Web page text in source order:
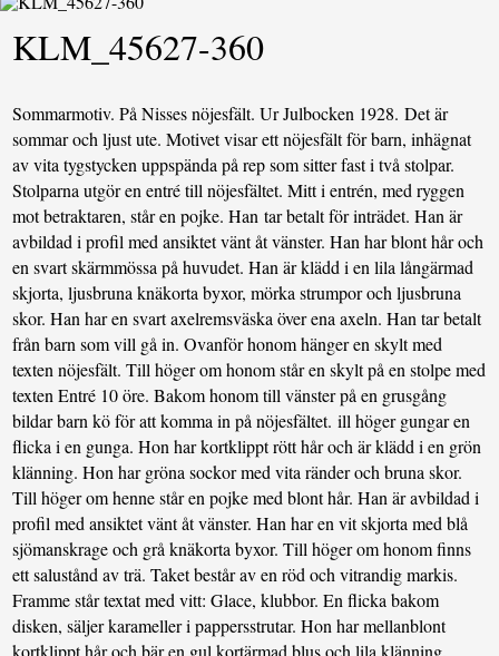
KLM_45627-360
Sommarmotiv. På Nisses nöjesfält. Ur Julbocken 1928. Det är
sommar och ljust ute. Motivet visar ett nöjesfält för barn, inhägnat
av vita tygstycken uppspända på rep som sitter fast i två stolpar.
Stolparna utgör en entré till nöjesfältet. Mitt i entrén, med ryggen
mot betraktaren, står en pojke. Han tar betalt för inträdet. Han är
avbildad i profil med ansiktet vänt åt vänster. Han har blont hår och
en svart skärmmössa på huvudet. Han är klädd i en lila långärmad
skjorta, ljusbruna knäkorta byxor, mörka strumpor och ljusbruna
skor. Han har en svart axelremsväska över ena axeln. Han tar betalt
från barn som vill gå in. Ovanför honom hänger en skylt med
texten nöjesfält. Till höger om honom står en skylt på en stolpe med
texten Entré 10 öre. Bakom honom till vänster på en grusgång
bildar barn kö för att komma in på nöjesfältet. ill höger gungar en
flicka i en gunga. Hon har kortklippt rött hår och är klädd i en grön
klänning. Hon har gröna sockor med vita ränder och bruna skor.
Till höger om henne står en pojke med blont hår. Han är avbildad i
profil med ansiktet vänt åt vänster. Han har en vit skjorta med blå
sjömanskrage och grå knäkorta byxor. Till höger om honom finns
ett salustånd av trä. Taket består av en röd och vitrandig markis.
Framme står textat med vitt: Glace, klubbor. En flicka bakom
disken, säljer karameller i pappersstrutar. Hon har mellanblont
kortklippt hår och bär en gul kortärmad blus och lila klänning.